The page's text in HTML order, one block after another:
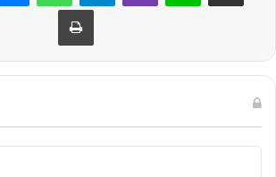
Yazdır